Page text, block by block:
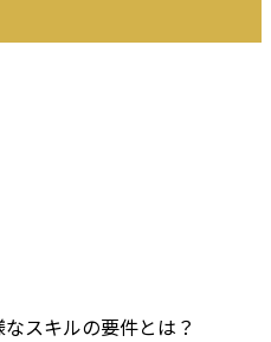
スキルの要件とは？